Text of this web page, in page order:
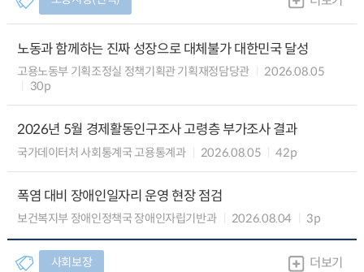
노동과 함께하는 진짜 성장으로 대체불가 대한민국 달성
고용노동부 기획조정실 정책기획관 기획재정담당관
2026.08.05
30p
2026년 5월 경제활동인구조사 고령층 부가조사 결과
국가데이터처 사회통계국 고용통계과 2026.08.05 42p
폭염 대비 장애인일자리 운영 현장 점검
보건복지부 장애인정책국 장애인자립기반과 2026.08.04 3p
사회보장 더보기